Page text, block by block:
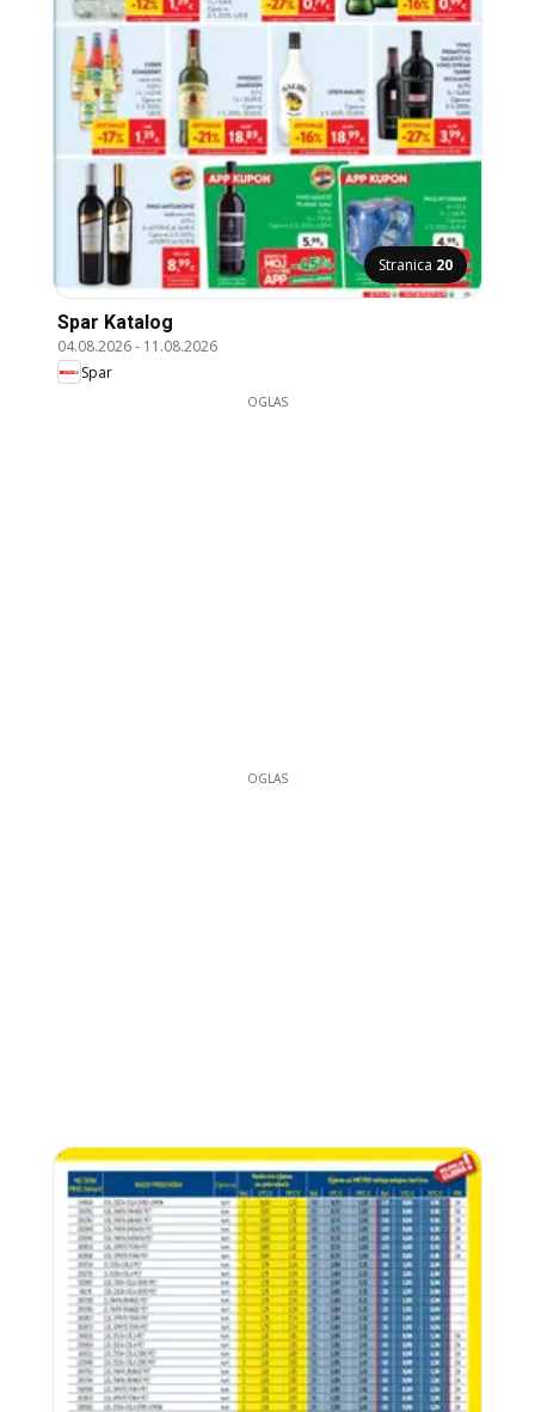
Stranica 20
Spar Katalog
04.08.2026- 11.08.2026
Spar
OGLAS
OGLAS